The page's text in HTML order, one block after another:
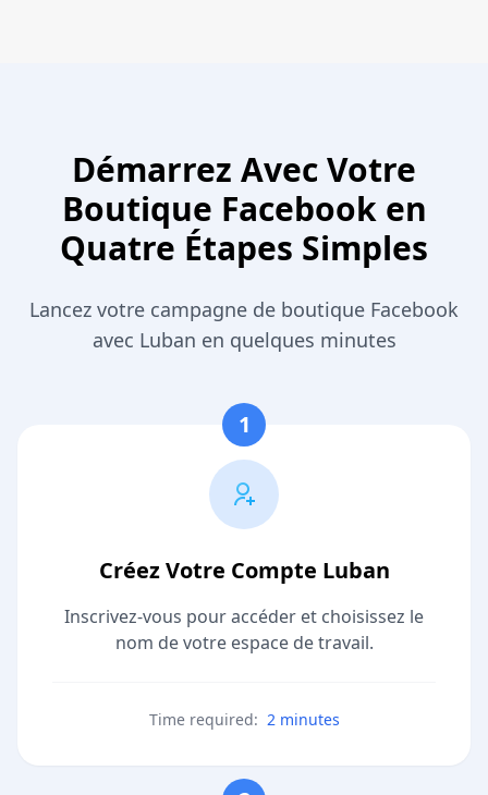
Démarrez Avec Votre
Boutique Facebook en
Quatre Étapes Simples
Lancez votre campagne de boutique Facebook
avec Luban en quelques minutes
1
Créez Votre Compte Luban
Inscrivez-vous pour accéder et choisissez le
nom de votre espace de travail.
Time required: 2 minutes